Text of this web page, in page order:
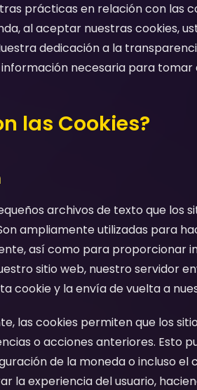
prácticas en relación con las
al aceptar nuestras cookies,
dedicación a la
necesaria para tomar
las Cookies?
archivos de texto que los
ampliamente utilizadas para
así como para proporcionar
sitio web, nuestro servidor
cookie y la envía de vuelta a
las cookies permiten que los
o acciones anteriores. Esto
de la moneda o incluso
la experiencia del usuario,